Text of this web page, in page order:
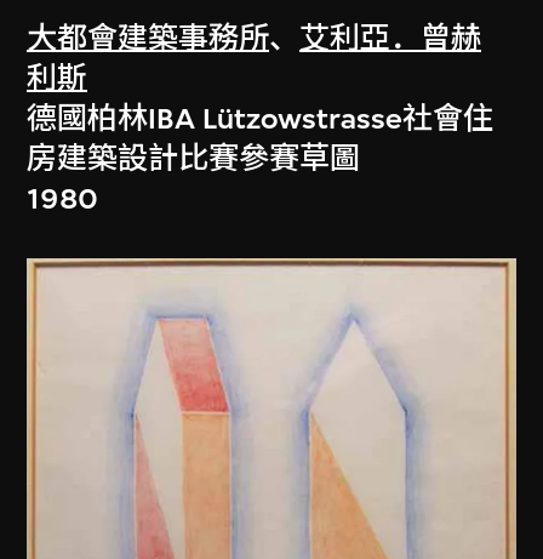
大都會建築事務所、 艾利亞．曾赫
利斯
德國柏林IBA Lützowstrasse社會住
房建築設計比賽參賽草圖
1980